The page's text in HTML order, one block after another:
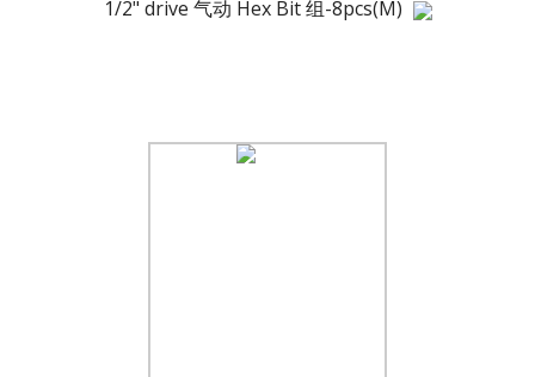
1/2" drive 气动 Hex Bit 组-8pcs(M)